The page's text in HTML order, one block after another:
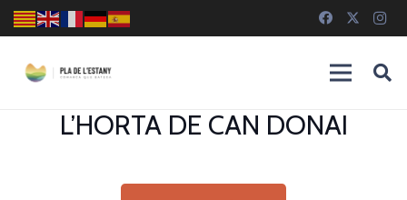
L’HORTA DE CAN DONAI